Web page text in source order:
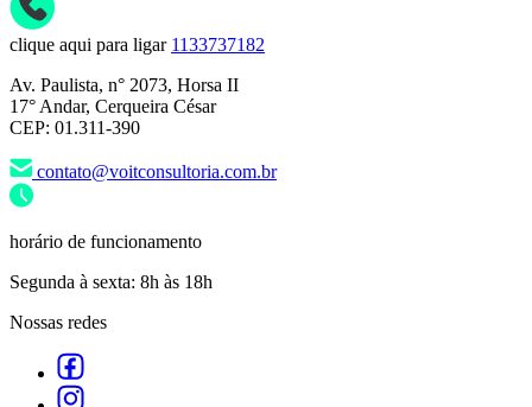
clique aqui para ligar 1133737182
Av. Paulista, n° 2073, Horsa II
17° Andar, Cerqueira César
CEP: 01.311-390
contato@voitconsultoria.com.br
horário de funcionamento
Segunda à sexta: 8h às 18h
Nossas redes